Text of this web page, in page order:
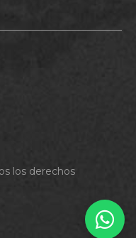
los derechos